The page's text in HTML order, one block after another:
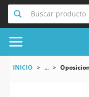
Buscar producto
INICIO ...